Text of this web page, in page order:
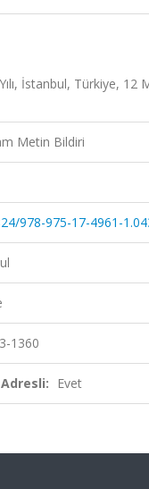
Yılı, İstanbul, Türkiye,
Metin Bildiri
978-975-17-4961-
1360
Evet